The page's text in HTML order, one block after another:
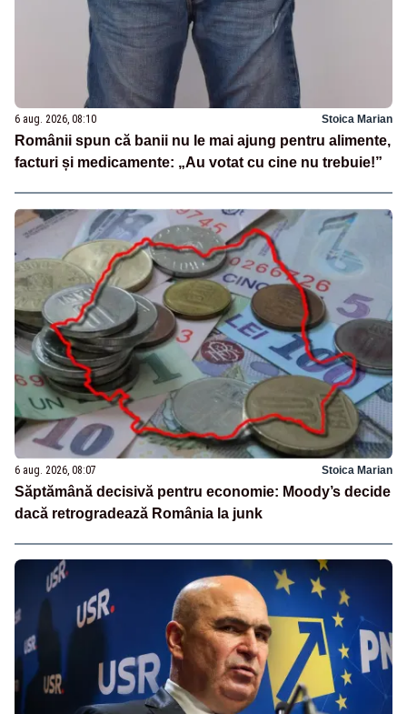
6 aug. 2026, 08:10 Stoica Marian
Românii spun că banii nu le mai ajung pentru alimente,
facturi și medicamente: „Au votat cu cine nu trebuie!”
6 aug. 2026, 08:07 Stoica Marian
Săptămână decisivă pentru economie: Moody’s decide
dacă retrogradează România la junk